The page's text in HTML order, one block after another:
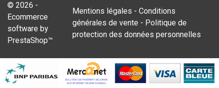
© 2026 -
Ecommerce
software by
PrestaShop™
Mentions légales -Conditions
générales de vente - Politique de
protection des données personnelles